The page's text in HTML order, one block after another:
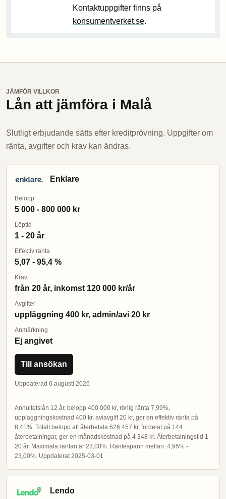
Kontaktuppgifter finns på
konsumentverket.se.
JÄMFÖR VILLKOR
Lån att jämföra i Malå
Slutligt erbjudande sätts efter kreditprövning. Uppgifter om
ränta, avgifter och krav kan ändras.
Enklare
Belopp
5 000 - 800 000 kr
Löptid
1 - 20 år
Effektiv ränta
5,07 - 95,4 %
Krav
från 20 år, inkomst 120 000 kr/år
Avgifter
uppläggning 400 kr, admin/avi 20 kr
Anmärkning
Ej angivet
Till ansökan
Uppdaterad 6 augusti 2026
Annuitetslån 12 år, belopp 400 000 kr, rörlig ränta 7,99%,
uppläggningskostnad 400 kr, aviavgift 20 kr, ger en effektiv ränta på
8,41%. Totalt belopp att återbetala 626 457 kr, fördelat på 144
återbetalningar, ger en månadskostnad på 4 348 kr. Återbetalningstid 1-
20 år. Maximala räntan är 23,00%. Räntespann mellan: 4,95% -
23,00%. Uppdaterat 2025-03-01
Lendo